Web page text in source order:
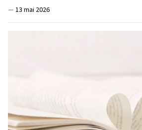
— 13 mai 2026